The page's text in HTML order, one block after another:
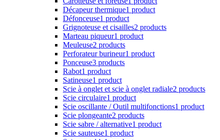
Décapeur thermique1 product
Défonceuse1 product
Grignoteuse et cisailles2 products
Marteau piqueur1 product
Meuleuse2 products
Perforateur burineur1 product
Ponceuse3 products
Rabot1 product
Satineuse1 product
Scie à onglet et scie à onglet radiale2 products
Scie circulaire1 product
Scie oscillante / Outil multifonctions1 product
Scie plongeante2 products
Scie sabre / alternative1 product
Scie sauteuse1 product